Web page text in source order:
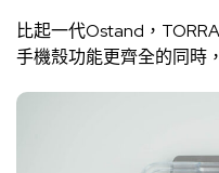
比起一代Ostand，
手機殼功能更齊全的同時